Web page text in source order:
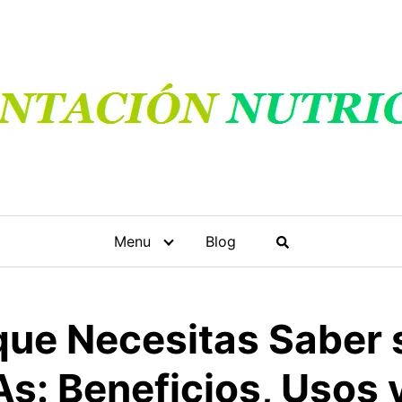
Menu Blog
Necesitas Saber
Beneficios, Usos